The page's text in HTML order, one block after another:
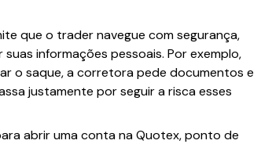
que o trader navegue com segurança,
informações pessoais. Por exemplo,
o saque, a corretora pede documentos e
justamente por seguir a risca esses
abrir uma conta na Quotex, ponto de